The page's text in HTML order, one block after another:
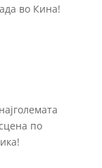
во Кина!
по